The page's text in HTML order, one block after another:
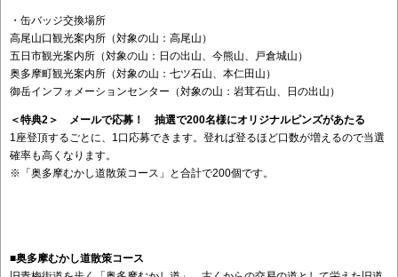
・缶バッジ交換場所
高尾山口観光案内所（対象の山：高尾山）
五日市観光案内所（対象の山：日の出山、今熊山、戸倉城山）
奥多摩町観光案内所（対象の山：七ツ石山、本仁田山）
御岳インフォメーションセンター（対象の山：岩茸石山、日の出山）
＜特典2＞ メールで応募！ 抽選で200名様にオリジナルピンズがあたる
1座登頂するごとに、1口応募できます。登れば登るほど口数が増えるので当選
確率も高くなります。
※「奥多摩むかし道散策コース」と合計で200個です。
■奥多摩むかし道散策コース